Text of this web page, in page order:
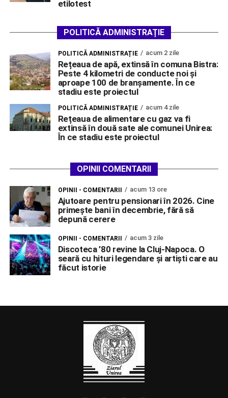
etilotest
POLITICĂ ADMINISTRAȚIE
POLITICĂ ADMINISTRAȚIE acum 2 zile
Rețeaua de apă, extinsă în comuna Bistra:
Peste 4 kilometri de conducte noi și
aproape 100 de branșamente. În ce
stadiu este proiectul
POLITICĂ ADMINISTRAȚIE acum 4 zile
Rețeaua de alimentare cu gaz va fi
extinsă în două sate ale comunei Unirea:
În ce stadiu este proiectul
OPINII COMENTARII
OPINII - COMENTARII acum 13 ore
Ajutoare pentru pensionari în 2026. Cine
primește bani în decembrie, fără să
depună cerere
OPINII - COMENTARII acum 3 zile
Discoteca ’80 revine la Cluj-Napoca. O
seară cu hituri legendare și artiști care au
făcut istorie